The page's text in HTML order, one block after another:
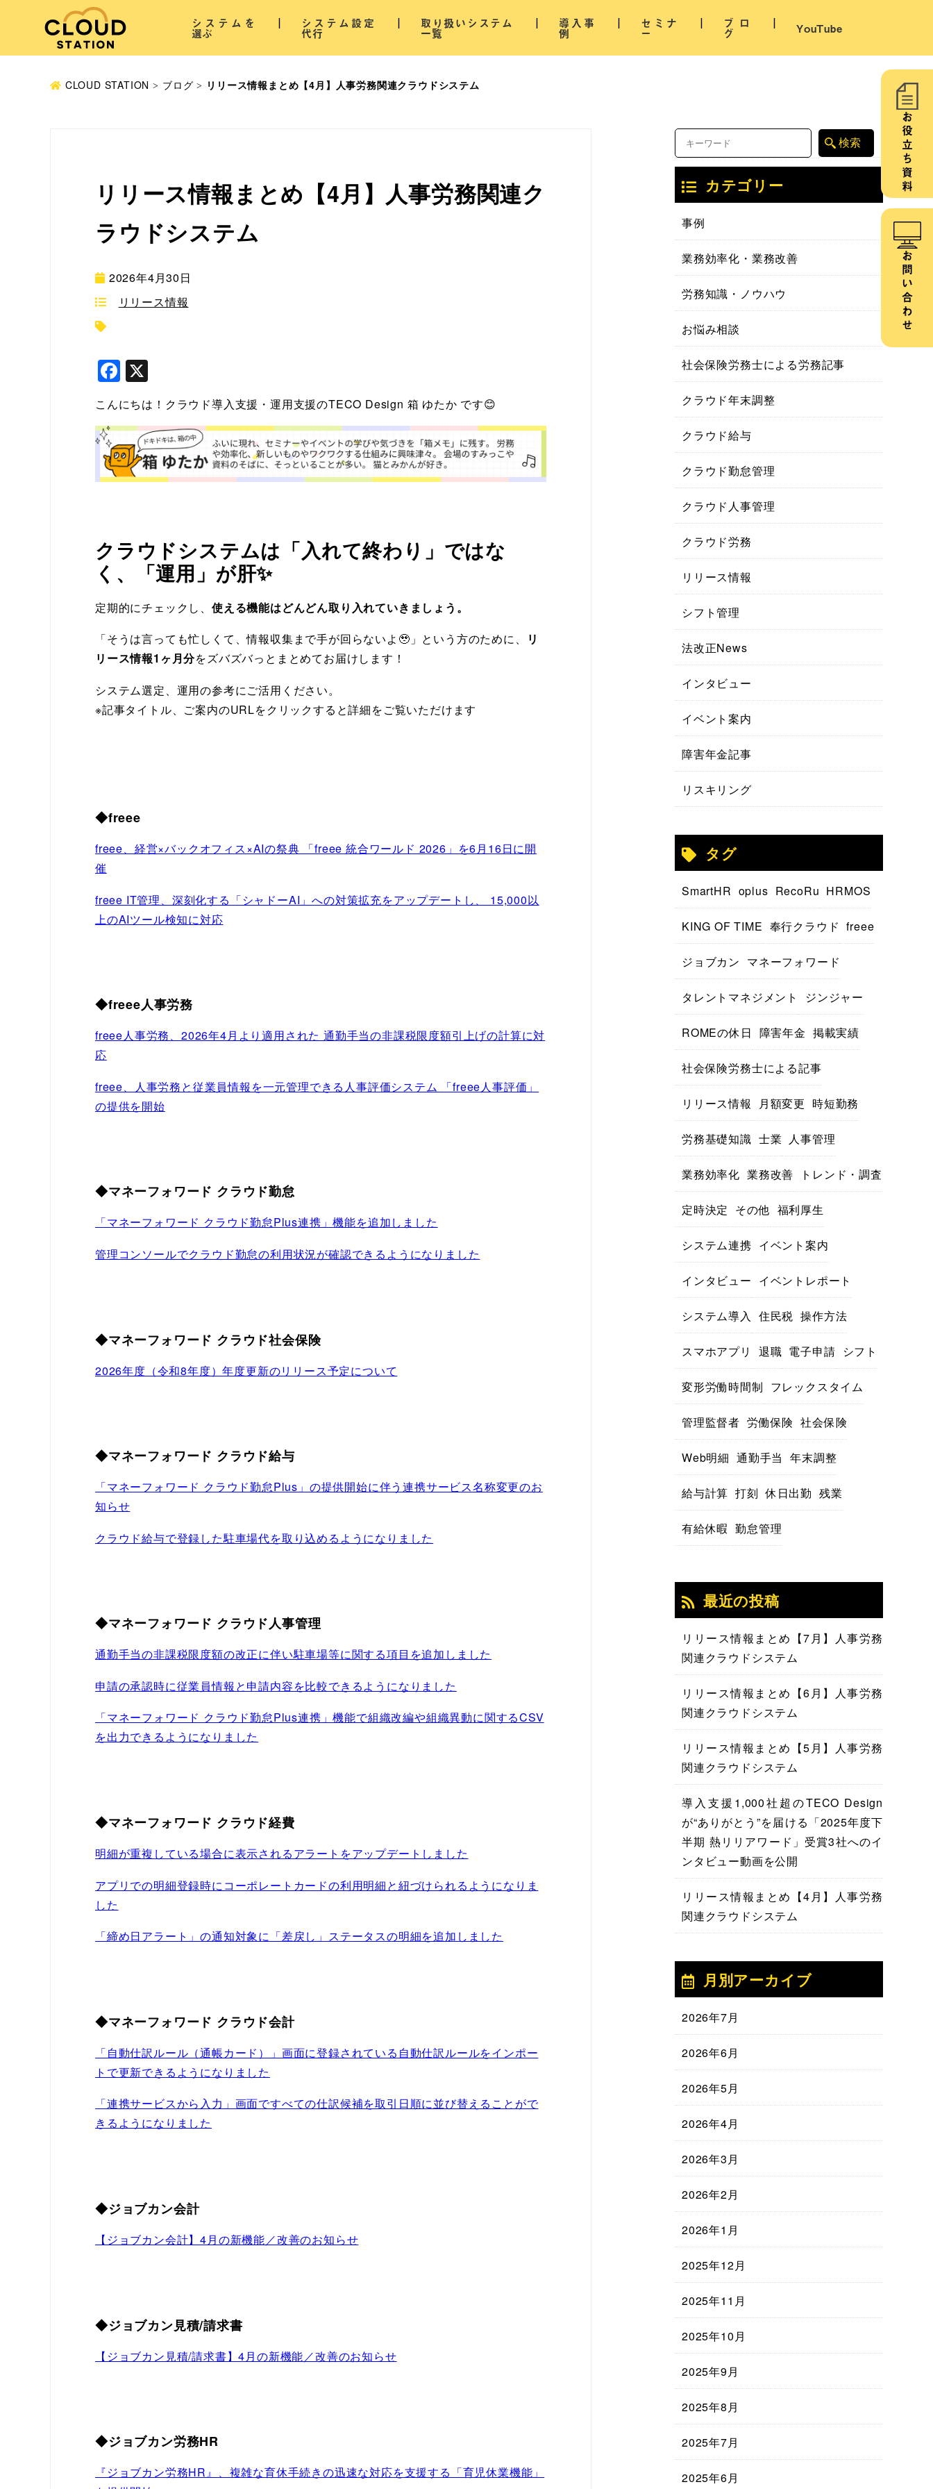
システムを
選ぶ
システム設定
代行
取り扱いシステム
一覧
導入事
例
セミナ
ー
ブロ
グ YouTube
お役立ち資料
お問い合わせ
CLOUD STATION ブログ リリース情報まとめ【4月】人事労務関連クラウドシステム
リリース情報まとめ【4月】人事労務関連ク
ラウドシステム
2026年4月30日
リリース情報
F
a
c
e
b
o
こんにちは！クラウド導入支援・運用支援のTECO Design 箱 ゆたか です😊
クラウドシステムは「入れて終わり」ではな
く、「運用」が肝✨
定期的にチェックし、 使える機能はどんどん取り入れていきましょう。
「そうは言っても忙しくて、情報収集まで手が回らないよ🥹」という方のために、
リ
リース情報1ヶ月分をズバズバっとまとめてお届けします！
システム選定、運用の参考にご活用ください。
※記事タイトル、ご案内のURLをクリックすると詳細をご覧いただけます
◆freee
freee、経営×バックオフィス×AIの祭典 「freee 統合ワールド 2026」を6月16日に開
催
freee IT管理、深刻化する「シャドーAI」への対策拡充をアップデートし、 15,000以
上のAIツール検知に対応
◆freee人事労務
freee人事労務、2026年4月より適用された 通勤手当の非課税限度額引上げの計算に対
応
freee、人事労務と従業員情報を一元管理できる人事評価システム 「freee人事評価」
の提供を開始
◆マネーフォワード クラウド勤怠
「マネーフォワード クラウド勤怠Plus連携」機能を追加しました
管理コンソールでクラウド勤怠の利用状況が確認できるようになりました
◆マネーフォワード クラウド社会保険
2026年度（令和8年度）年度更新のリリース予定について
◆マネーフォワード クラウド給与
「マネーフォワード クラウド勤怠Plus」の提供開始に伴う連携サービス名称変更のお
知らせ
クラウド給与で登録した駐車場代を取り込めるようになりました
◆マネーフォワード クラウド人事管理
通勤手当の非課税限度額の改正に伴い駐車場等に関する項目を追加しました
申請の承認時に従業員情報と申請内容を比較できるようになりました
「マネーフォワード クラウド勤怠Plus連携」機能で組織改編や組織異動に関するCSV
を出力できるようになりました
◆マネーフォワード クラウド経費
明細が重複している場合に表示されるアラートをアップデートしました
アプリでの明細登録時にコーポレートカードの利用明細と紐づけられるようになりま
した
「締め日アラート」の通知対象に「差戻し」ステータスの明細を追加しました
◆マネーフォワード クラウド会計
「自動仕訳ルール（通帳カード）」画面に登録されている自動仕訳ルールをインポー
トで更新できるようになりました
「連携サービスから入力」画面ですべての仕訳候補を取引日順に並び替えることがで
きるようになりました
◆ジョブカン会計
【ジョブカン会計】4月の新機能／改善のお知らせ
◆ジョブカン見積/請求書
【ジョブカン見積/請求書】4月の新機能／改善のお知らせ
◆ジョブカン労務HR
『ジョブカン労務HR』、複雑な育休手続きの迅速な対応を支援する「育児休業機能」
カテゴリー
事例
業務効率化・業務改善
労務知識・ノウハウ
お悩み相談
社会保険労務士による労務記事
クラウド年末調整
クラウド給与
クラウド勤怠管理
クラウド人事管理
クラウド労務
リリース情報
シフト管理
法改正News
インタビュー
イベント案内
障害年金記事
リスキリング
タグ
SmartHR oplus RecoRu HRMOS
KING OF TIME 奉行クラウド freee
ジョブカン マネーフォワード
タレントマネジメント ジンジャー
ROMEの休日 障害年金 掲載実績
社会保険労務士による記事
リリース情報 月額変更 時短勤務
労務基礎知識 士業 人事管理
業務効率化 業務改善 トレンド・調査
定時決定 その他 福利厚生
システム連携 イベント案内
インタビュー イベントレポート
システム導入 住民税 操作方法
スマホアプリ 退職 電子申請 シフト
変形労働時間制 フレックスタイム
管理監督者 労働保険 社会保険
Web明細 通勤手当 年末調整
給与計算 打刻 休日出勤 残業
有給休暇 勤怠管理
最近の投稿
リリース情報まとめ【7月】人事労務
関連クラウドシステム
リリース情報まとめ【6月】人事労務
関連クラウドシステム
リリース情報まとめ【5月】人事労務
関連クラウドシステム
導入支援1,000社超のTECO Design
が“ありがとう”を届ける「2025年度下
半期 熱リリアワード」受賞3社へのイ
ンタビュー動画を公開
リリース情報まとめ【4月】人事労務
関連クラウドシステム
月別アーカイブ
2026年7月
2026年6月
2026年5月
2026年4月
2026年3月
2026年2月
2026年1月
2025年12月
2025年11月
2025年10月
2025年9月
2025年8月
2025年7月
2025年6月